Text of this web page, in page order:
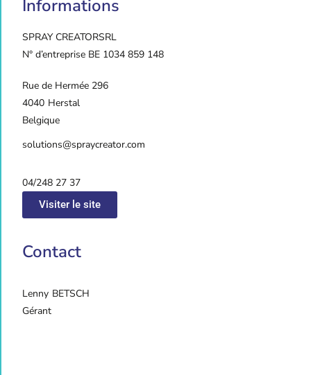
Informations
SPRAY CREATORSRL
N° d’entreprise BE 1034 859 148
Rue de Hermée 296
4040 Herstal
Belgique
solutions@spraycreator.com
04/248 27 37
Visiter le site
Contact
Lenny BETSCH
Gérant